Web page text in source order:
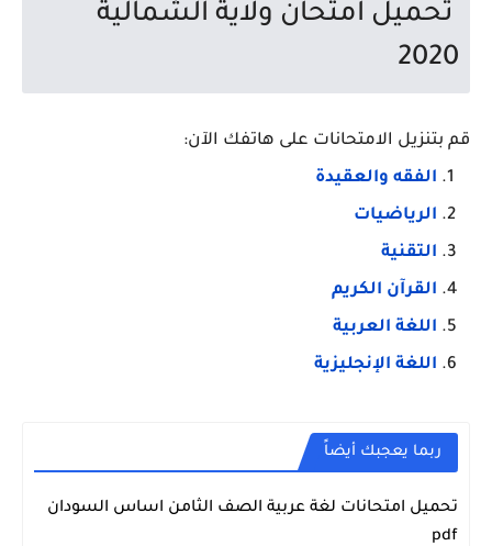
تحميل امتحان ولاية الشمالية
2020
قم بتنزيل الامتحانات على هاتفك الآن:
الفقه والعقيدة
الرياضيات
التقنية
القرآن الكريم
اللغة العربية
اللغة الإنجليزية
ربما يعجبك أيضاً
شهادة الاساس
تحميل امتحانات لغة عربية الصف الثامن اساس السودان
pdf